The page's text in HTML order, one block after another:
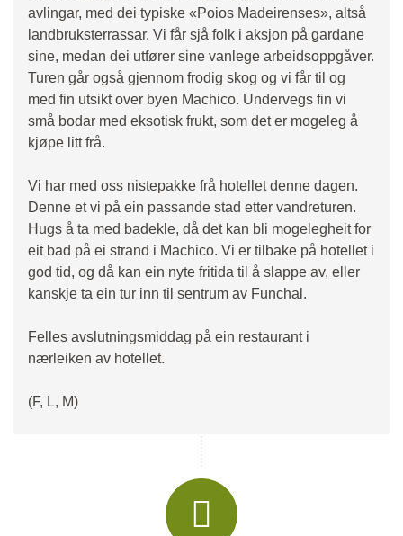
avlingar, med dei typiske «Poios Madeirenses», altså
landbruksterrassar. Vi får sjå folk i aksjon på gardane
sine, medan dei utfører sine vanlege arbeidsoppgåver.
Turen går også gjennom frodig skog og vi får til og
med fin utsikt over byen Machico. Undervegs fin vi
små bodar med eksotisk frukt, som det er mogeleg å
kjøpe litt frå.
Vi har med oss nistepakke frå hotellet denne dagen.
Denne et vi på ein passande stad etter vandreturen.
Hugs å ta med badekle, då det kan bli mogelegheit for
eit bad på ei strand i Machico. Vi er tilbake på hotellet i
god tid, og då kan ein nyte fritida til å slappe av, eller
kanskje ta ein tur inn til sentrum av Funchal.
Felles avslutningsmiddag på ein restaurant i
nærleiken av hotellet.
(F, L, M)